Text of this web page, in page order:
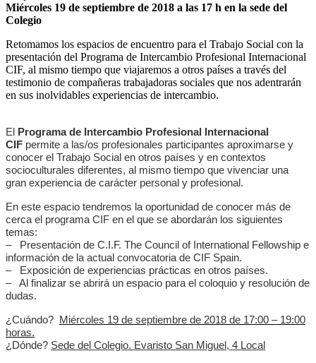
Miércoles 19 de septiembre de 2018 a las 17 h en la sede del
Colegio
Retomamos los espacios de encuentro para el Trabajo Social con la
presentación del Programa de Intercambio Profesional Internacional
CIF, al mismo tiempo que viajaremos a otros países a través del
testimonio de compañeras trabajadoras sociales que nos adentrarán
en sus inolvidables experiencias de intercambio.
El Programa de Intercambio Profesional Internacional
CIF permite a las/os profesionales participantes aproximarse y
conocer el Trabajo Social en otros países y en contextos
socioculturales diferentes, al mismo tiempo que vivenciar una
gran experiencia de carácter personal y profesional.
En este espacio tendremos la oportunidad de conocer más de
cerca el programa CIF en el que se abordarán los siguientes
temas:
– Presentación de C.I.F. The Council of International Fellowship e
información de la actual convocatoria de CIF Spain.
– Exposición de experiencias prácticas en otros países.
– Al finalizar se abrirá un espacio para el coloquio y resolución de
dudas.
¿Cuándo? Miércoles 19 de septiembre de 2018 de 17:00 – 19:00
horas.
¿Dónde? Sede del Colegio. Evaristo San Miguel, 4 Local